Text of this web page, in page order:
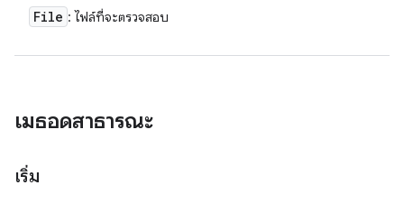
File : ไฟล์ที่จะตรวจสอบ
เมธอดสาธารณะ
เริ่ม